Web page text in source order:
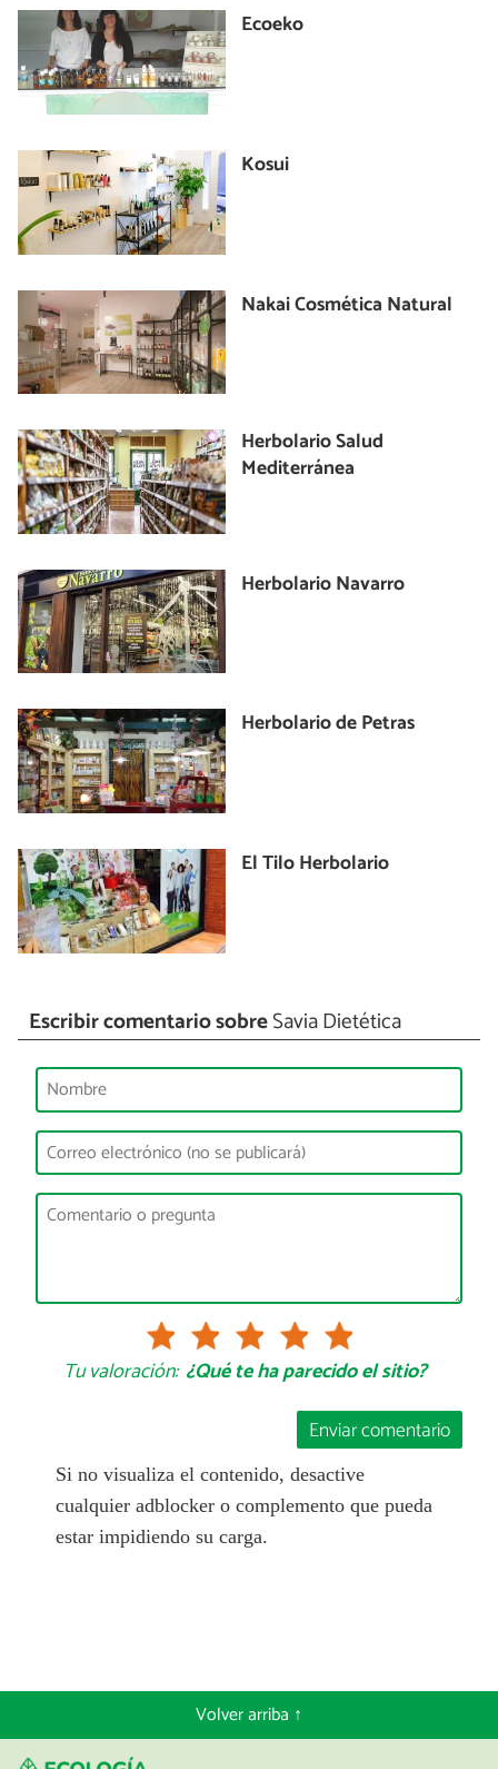
Ecoeko
Kosui
Nakai Cosmética Natural
Herbolario Salud
Mediterránea
Herbolario Navarro
Herbolario de Petras
El Tilo Herbolario
Escribir comentario sobreSavia Dietética
Tu valoración: ¿Qué te ha parecido el sitio?
Enviar comentario
Si no visualiza el contenido, desactive
cualquier adblocker o complemento que pueda
estar impidiendo su carga.
Volver arriba ↑